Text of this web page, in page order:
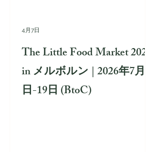
The Little Food Market 2026
in メルボルン | 2026年7月17
日-19日 (BtoC)
4月7日